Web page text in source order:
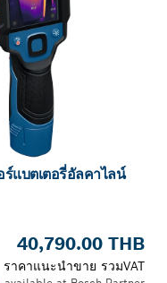
แบตเตอรี่อัลคาไลน์
40,790.00 THB
ราคาแนะนำขาย รวมVAT